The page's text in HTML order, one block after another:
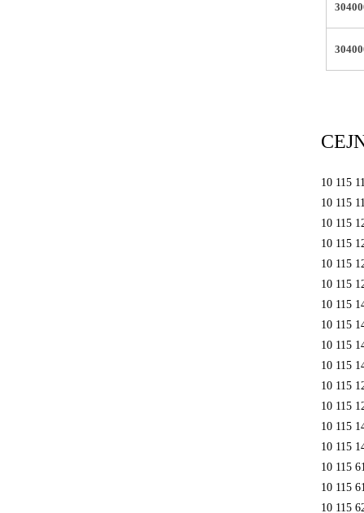
10 115
10 115
10 115
10 115
10 115
10 115
10 115
10 115
10 115
10 115
10 115
10 115
10 115
10 115
10 115
10 115
10 115